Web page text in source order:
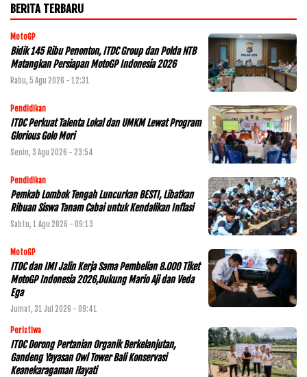
BERITA TERBARU
MotoGP
Bidik 145 Ribu Penonton, ITDC Group dan Polda NTB
Matangkan Persiapan MotoGP Indonesia 2026
Rabu, 5 Agu 2026 - 12:31
Pendidikan
ITDC Perkuat Talenta Lokal dan UMKM Lewat Program
Glorious Golo Mori
Senin, 3 Agu 2026 - 23:54
Pendidikan
Pemkab Lombok Tengah Luncurkan BESTI, Libatkan
Ribuan Siswa Tanam Cabai untuk Kendalikan Inflasi
Sabtu, 1 Agu 2026 - 09:13
MotoGP
ITDC dan IMI Jalin Kerja Sama Pembelian 8.000 Tiket
MotoGP Indonesia 2026,Dukung Mario Aji dan Veda
Ega
Jumat, 31 Jul 2026 - 09:41
Peristiwa
ITDC Dorong Pertanian Organik Berkelanjutan,
Gandeng Yayasan Owl Tower Bali Konservasi
Keanekaragaman Hayati